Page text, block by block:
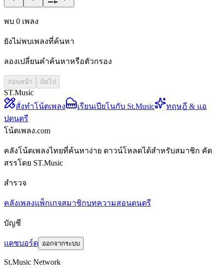
พบ 0 เพลง
ยังไม่พบเพลงที่ค้นหา
ลองเปลี่ยนคำค้นหาหรือตัวกรอง
ก่อนหน้า ถัดไป
ST.Music
สั่งทำโน้ตเพลง
เรียนเปียโนกับ St.Music
ทฤษฎี & แอ
ปดนตรี
โน้ตเพลง.com
คลังโน้ตเพลงไทยที่ค้นหาง่าย ดาวน์โหลดได้สำหรับสมาชิก คัด
สรรโดย ST.Music
สำรวจ
คลังเพลงแพ็กเกจสมาชิกบทความสอนดนตรี
บัญชี
แดชบอร์ด ออกจากระบบ
St.Music Network